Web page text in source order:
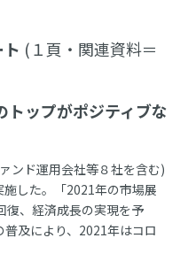
(１頁・関連資料＝
ップがポジティブな
ンド運用会社等８社を含む)
した。「2021年の市場展
復、経済成長の実現を予
及により、2021年はコロ